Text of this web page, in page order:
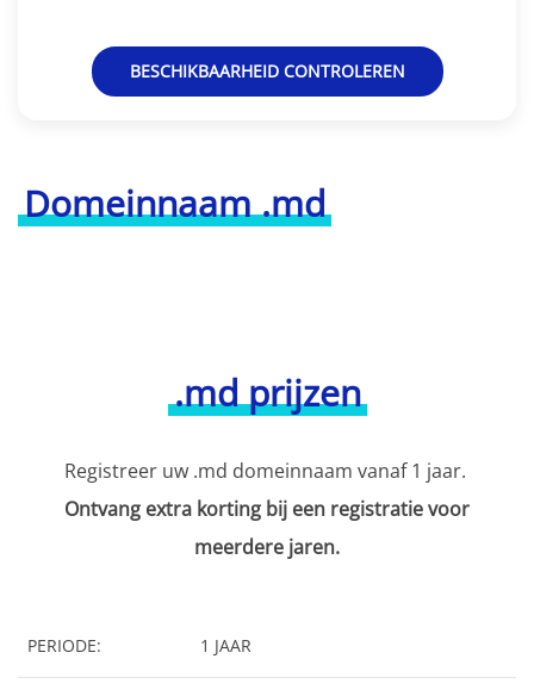
Domeinnaam .md
BESCHIKBAARHEID CONTROLEREN
.md prijzen
Registreer uw .md domeinnaam vanaf 1 jaar.
Ontvang extra korting bij een registratie voor
meerdere jaren.
PERIODE: 1 JAAR